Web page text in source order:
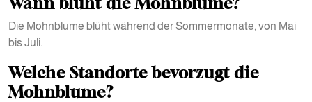
Die Mohnblume blüht während der Sommermonate, von Mai
bis Juli.
Welche Standorte bevorzugt die
Mohnblume?